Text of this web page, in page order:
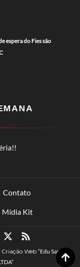
espera do Fies são
Contato
Mídia Kit
Criação Web “Edu Santana